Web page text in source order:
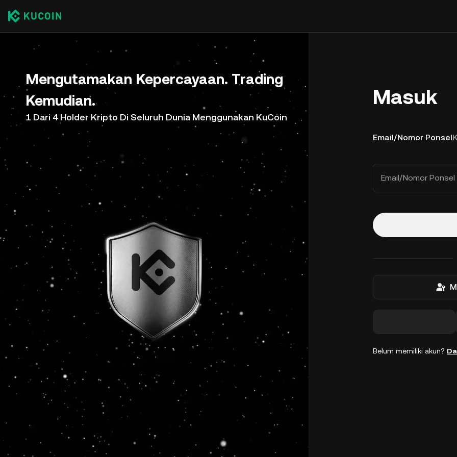
Mengutamakan Kepercayaan. Trading
Kemudian.
1 Dari 4 Holder Kripto Di Seluruh Dunia Menggunakan KuCoin
Masuk
Email/Nomor Ponsel
Email/Nomor Ponsel
Belum memiliki akun?